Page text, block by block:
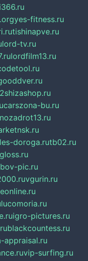
yes-fitness.ru
tishinapve.ru
lord-tv.ru
lordfilm13.ru
2shizashop.ru
carszona-bu.ru
doroga.rutb02.ru
pic.ru
vgurin.ru
lucomoria.ru
igro-pictures.ru
blackcountess.ru
appraisal.ru
vip-surfing.ru